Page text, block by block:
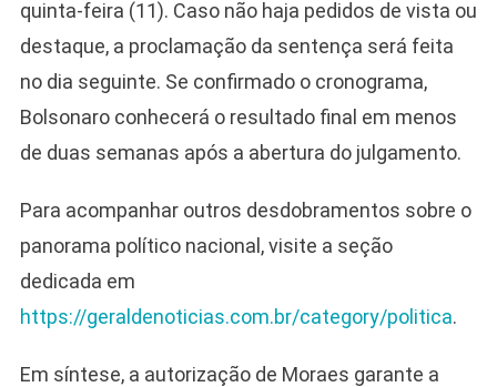
quinta-feira (11). Caso não haja pedidos de vista ou
destaque, a proclamação da sentença será feita
no dia seguinte. Se confirmado o cronograma,
Bolsonaro conhecerá o resultado final em menos
de duas semanas após a abertura do julgamento.
Para acompanhar outros desdobramentos sobre o
panorama político nacional, visite a seção
dedicada em
https://geraldenoticias.com.br/category/politica.
Em síntese, a autorização de Moraes garante a